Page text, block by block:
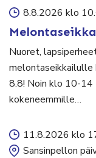
8.8.2026 klo
Nuoret,
melontaseikkailulle
8.8! Noin klo 10-14
kokeneemmille…
11.8.2026 klo
Sansinpellon